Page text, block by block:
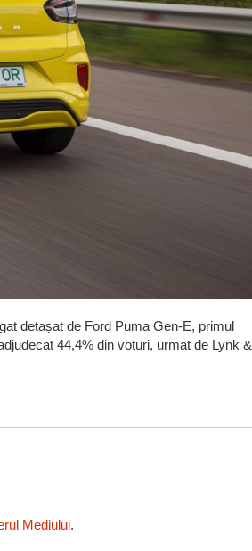
detașat de Ford Puma Gen-E, primul
44,4% din voturi, urmat de Lynk &
Mediului.